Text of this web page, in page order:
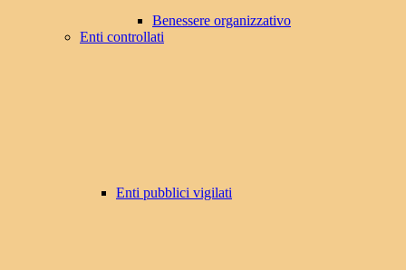
Benessere organizzativo
Enti controllati
Enti pubblici vigilati